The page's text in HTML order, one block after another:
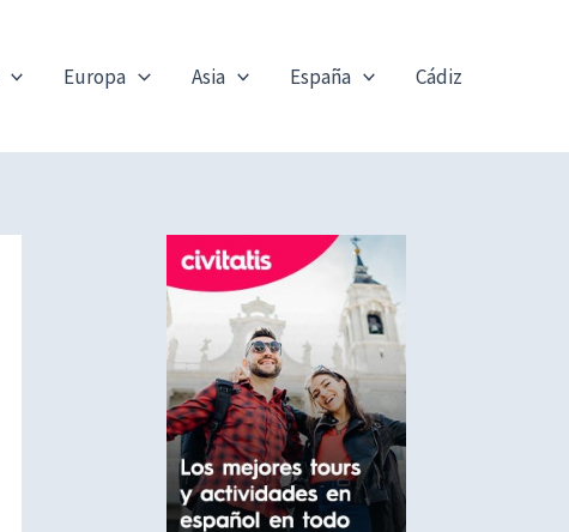
Europa Asia España Cádiz